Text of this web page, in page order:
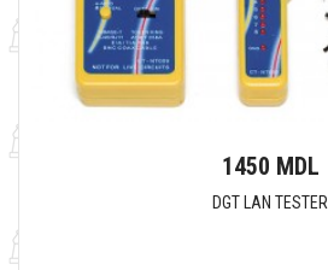
1450 MDL
DGT LAN TESTER